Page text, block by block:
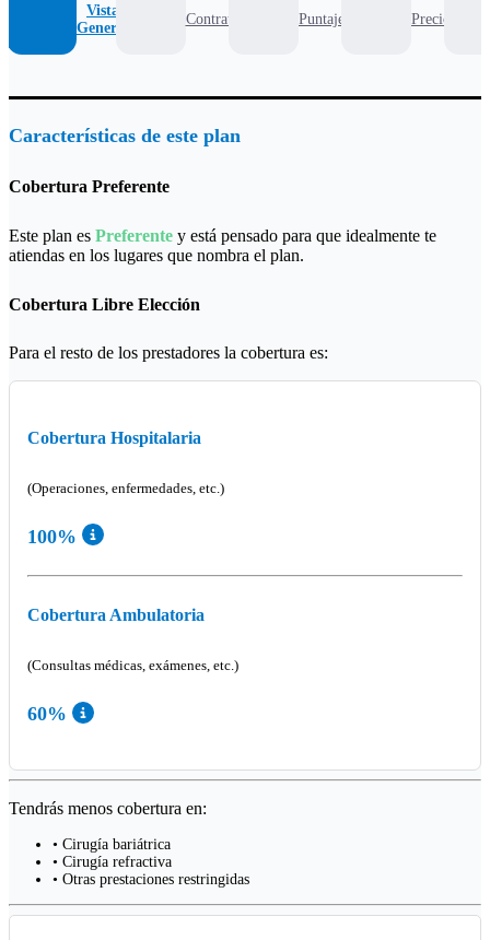
Vista
General
Contrato Puntaje Precio
Características de este plan
Cobertura Preferente
Este plan es Preferente y está pensado para que idealmente te
atiendas en los lugares que nombra el plan.
Cobertura Libre Elección
Para el resto de los prestadores la cobertura es:
Cobertura Hospitalaria
(Operaciones, enfermedades, etc.)
100%
Cobertura Ambulatoria
(Consultas médicas, exámenes, etc.)
60%
Tendrás menos cobertura en:
• Cirugía bariátrica
• Cirugía refractiva
• Otras prestaciones restringidas